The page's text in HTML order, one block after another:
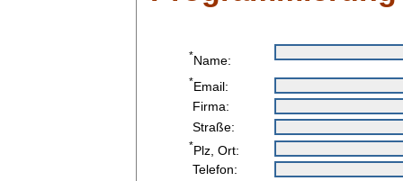
*Name:
*Email:
Firma:
Straße:
*Plz, Ort:
Telefon: